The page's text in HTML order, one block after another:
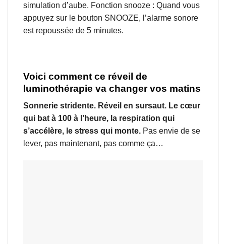
simulation d’aube. Fonction snooze : Quand vous
appuyez sur le bouton SNOOZE, l’alarme sonore
est repoussée de 5 minutes.
Voici comment ce réveil de
luminothérapie va changer vos matins
Sonnerie stridente. Réveil en sursaut. Le cœur
qui bat à 100 à l’heure, la respiration qui
s’accélère, le stress qui monte. Pas envie de se
lever, pas maintenant, pas comme ça…